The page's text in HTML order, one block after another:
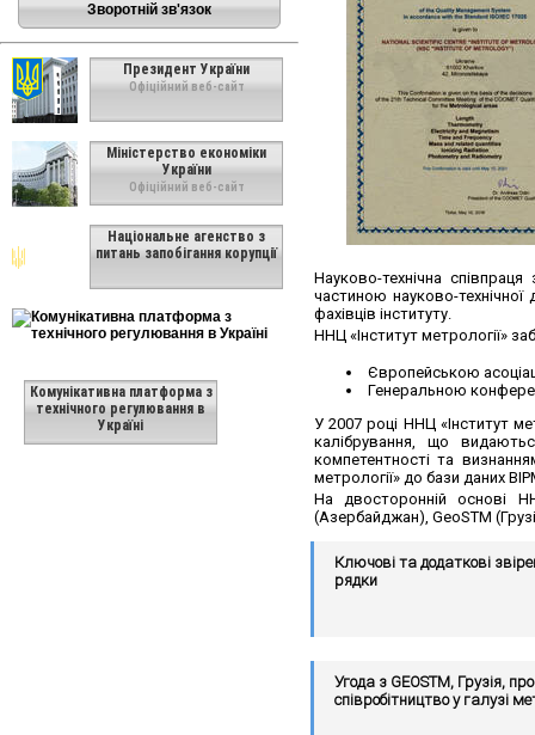
Зворотній зв'язок
Президент України
Офіційний веб-сайт
Міністерство економіки
України
Офіційний веб-сайт
Національне агенство з
питань запобігання корупції
Комунікативна платформа з
технічного регулювання в
Україні
Науково-технічна
частиною науково-технічної
фахівців інституту.
ННЦ «Інститут метрології»
Європейською
Генеральною
У 2007 році ННЦ «Інститут
калібрування, що
компетентності та
метрології» до бази даних
На двосторонній основі
(Азербайджан), GeoSTM
Ключові та додаткові
рядки
Угода з GEOSTM, Грузія, про
співробітництво у галузі